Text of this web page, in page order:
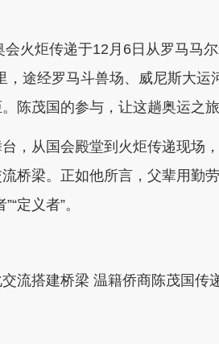
炬传递于12月6日从罗马马尔
，途经罗马斗兽场、威尼斯大运
陈茂国的参与，让这趟奥运之
从国会殿堂到火炬传递现场，
桥梁。正如他所言，父辈用勤
定义者”。
流搭建桥梁 温籍侨商陈茂国传